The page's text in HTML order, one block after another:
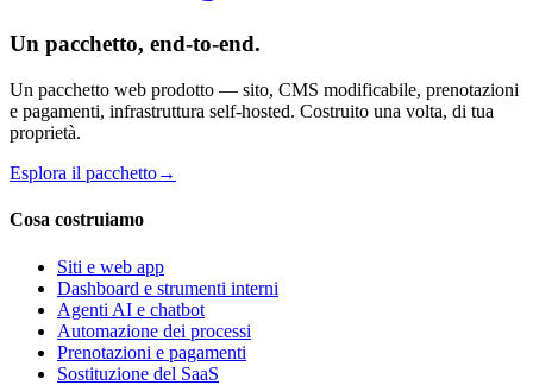
Un pacchetto, end-to-end.
Un pacchetto web prodotto — sito, CMS modificabile, prenotazioni
e pagamenti, infrastruttura self-hosted. Costruito una volta, di tua
proprietà.
Esplora il pacchetto→
Cosa costruiamo
Siti e web app
Dashboard e strumenti interni
Agenti AI e chatbot
Automazione dei processi
Prenotazioni e pagamenti
Sostituzione del SaaS